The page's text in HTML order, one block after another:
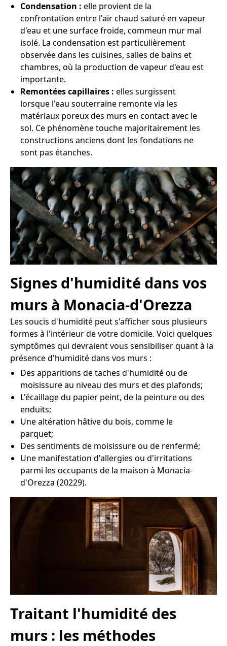
Condensation : elle provient de la
confrontation entre l'air chaud saturé en vapeur
d'eau et une surface froide, commeun mur mal
isolé. La condensation est particulièrement
observée dans les cuisines, salles de bains et
chambres, où la production de vapeur d'eau est
importante.
Remontées capillaires : elles surgissent
lorsque l'eau souterraine remonte via les
matériaux poreux des murs en contact avec le
sol. Ce phénomène touche majoritairement les
constructions anciens dont les fondations ne
sont pas étanches.
Signes d'humidité dans vos
murs à Monacia-d'Orezza
Les soucis d'humidité peut s'afficher sous plusieurs
formes à l'intérieur de votre domicile. Voici quelques
symptômes qui devraient vous sensibiliser quant à la
présence d'humidité dans vos murs :
Des apparitions de taches d'humidité ou de
moisissure au niveau des murs et des plafonds;
L'écaillage du papier peint, de la peinture ou des
enduits;
Une altération hâtive du bois, comme le
parquet;
Des sentiments de moisissure ou de renfermé;
Une manifestation d'allergies ou d'irritations
parmi les occupants de la maison à Monacia-
d'Orezza (20229).
Traitant l'humidité des
murs : les méthodes